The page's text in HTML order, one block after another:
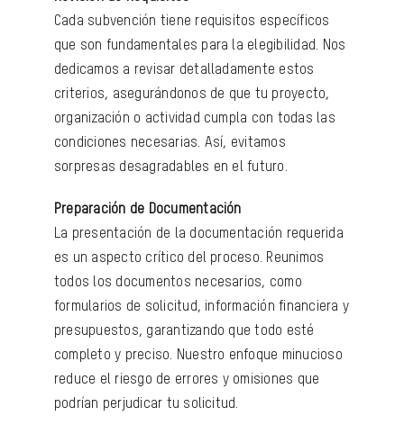
Cada subvención tiene requisitos específicos
que son fundamentales para la elegibilidad. Nos
dedicamos a revisar detalladamente estos
criterios, asegurándonos de que tu proyecto,
organización o actividad cumpla con todas las
condiciones necesarias. Así, evitamos
sorpresas desagradables en el futuro.
Preparación de Documentación
La presentación de la documentación requerida
es un aspecto crítico del proceso. Reunimos
todos los documentos necesarios, como
formularios de solicitud, información financiera y
presupuestos, garantizando que todo esté
completo y preciso. Nuestro enfoque minucioso
reduce el riesgo de errores y omisiones que
podrían perjudicar tu solicitud.